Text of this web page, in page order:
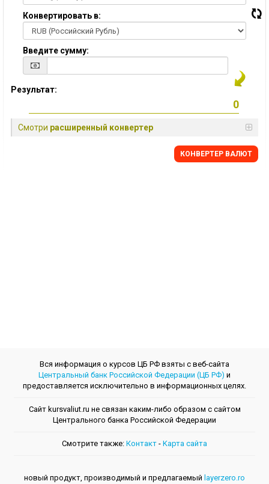
Конвертировать в:
Введите сумму:
Результат:
Смотри расширенный конвертер
КОНВЕРТЕР ВАЛЮТ
Вся информация о курсов ЦБ РФ взяты с веб-сайта
Центральный банк Российской Федерации (ЦБ РФ) и
предоставляется исключительно в информационных целях.
Сайт kursvaliut.ru не связан каким-либо образом с сайтом
Центрального банкa Российской Федерации
Смотрите также: Контакт - Kарта сайта
новый продукт, производимый и предлагаемый layerzero.ro